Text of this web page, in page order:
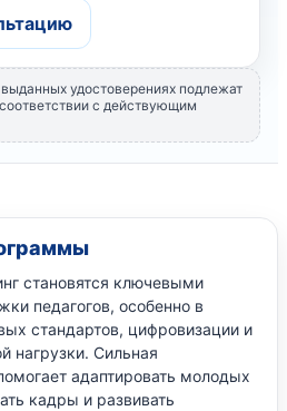
удостоверениях подлежат
с действующим
становятся ключевыми
педагогов, особенно в
стандартов, цифровизации и
нагрузки. Сильная
адаптировать молодых
кадры и развивать